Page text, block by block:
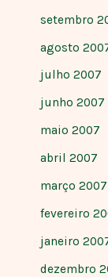
setembro
agosto
julho 2007
junho 2007
maio 2007
abril 2007
março 2007
fevereiro
janeiro
dezembro